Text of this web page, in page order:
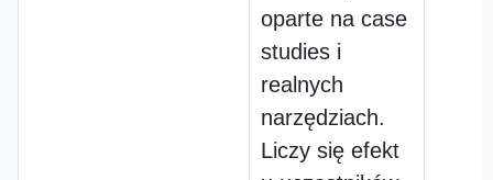
oparte na case
studies i
realnych
narzędziach.
Liczy się efekt